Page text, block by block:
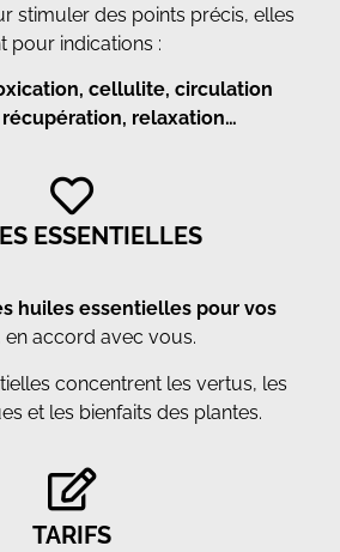
stimuler des points précis, elles
pour indications :
cellulite, circulation
relaxation…
ESSENTIELLES
huiles essentielles pour vos
en accord avec vous.
concentrent les vertus, les
et les bienfaits des plantes.
TARIFS